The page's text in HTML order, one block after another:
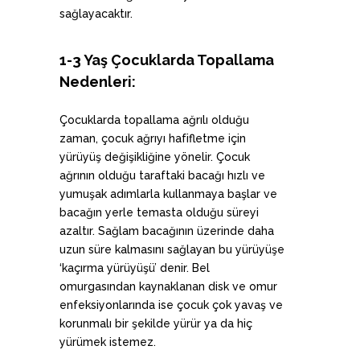
sağlayacaktır.
1-3 Yaş Çocuklarda Topallama
Nedenleri:
Çocuklarda topallama ağrılı olduğu
zaman, çocuk ağrıyı hafifletme için
yürüyüş değişikliğine yönelir. Çocuk
ağrının olduğu taraftaki bacağı hızlı ve
yumuşak adımlarla kullanmaya başlar ve
bacağın yerle temasta olduğu süreyi
azaltır. Sağlam bacağının üzerinde daha
uzun süre kalmasını sağlayan bu yürüyüşe
‘kaçırma yürüyüşü’ denir. Bel
omurgasından kaynaklanan disk ve omur
enfeksiyonlarında ise çocuk çok yavaş ve
korunmalı bir şekilde yürür ya da hiç
yürümek istemez.